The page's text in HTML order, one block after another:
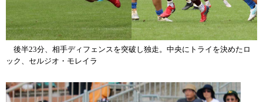
後半23分、相手ディフェンスを突破し独走。中央にトライを決めたロ
ック、セルジオ・モレイラ